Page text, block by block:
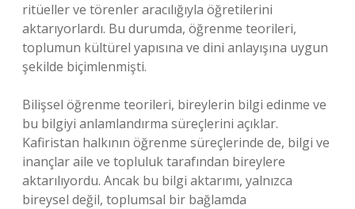
ritüeller ve törenler aracılığıyla öğretilerini
aktarıyorlardı. Bu durumda, öğrenme teorileri,
toplumun kültürel yapısına ve dini anlayışına uygun
şekilde biçimlenmişti.
Bilişsel öğrenme teorileri, bireylerin bilgi edinme ve
bu bilgiyi anlamlandırma süreçlerini açıklar.
Kafiristan halkının öğrenme süreçlerinde de, bilgi ve
inançlar aile ve topluluk tarafından bireylere
aktarılıyordu. Ancak bu bilgi aktarımı, yalnızca
bireysel değil, toplumsal bir bağlamda